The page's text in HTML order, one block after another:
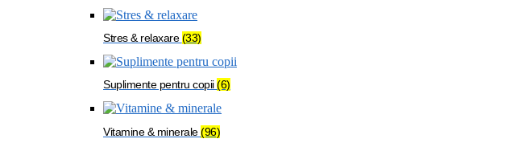
Stres & relaxare(33)
Suplimente pentru copii(6)
Vitamine & minerale(96)